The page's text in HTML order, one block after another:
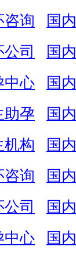
咨询
国
司
国
中心
国
助孕
国
机构
国
咨询
国
司
国
中心
国